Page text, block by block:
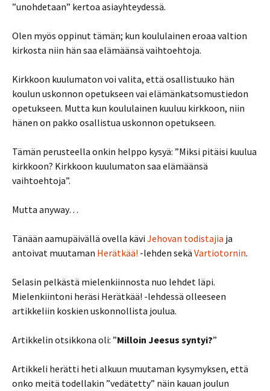
”unohdetaan” kertoa asiayhteydessä.
Olen myös oppinut tämän; kun koululainen eroaa valtion
kirkosta niin hän saa elämäänsä vaihtoehtoja.
Kirkkoon kuulumaton voi valita, että osallistuuko hän
koulun uskonnon opetukseen vai elämänkatsomustiedon
opetukseen. Mutta kun koululainen kuuluu kirkkoon, niin
hänen on pakko osallistua uskonnon opetukseen.
Tämän perusteella onkin helppo kysyä: ”Miksi pitäisi kuulua
kirkkoon? Kirkkoon kuulumaton saa elämäänsä
vaihtoehtoja”.
Mutta anyway…
Tänään aamupäivällä ovella kävi Jehovan todistajia ja
antoivat muutaman Herätkää! -lehden sekä Vartiotornin.
Selasin pelkästä mielenkiinnosta nuo lehdet läpi.
Mielenkiintoni heräsi Herätkää! -lehdessä olleeseen
artikkeliin koskien uskonnollista joulua.
Artikkelin otsikkona oli: ”Milloin Jeesus syntyi?”
Artikkeli herätti heti alkuun muutaman kysymyksen, että
onko meitä todellakin ”vedätetty” näin kauan joulun